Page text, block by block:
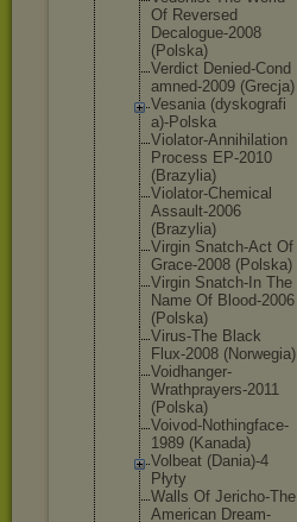
Of Reversed
Decalogue-2008
(Polska)
Verdict Denied-Cond
amned-2009 (Grecja)
Vesania (dyskografi
a)-Polska
Violator-Annihilation
Process EP-2010
(Brazylia)
Violator-Chemical
Assault-2006
(Brazylia)
Virgin Snatch-Act Of
Grace-2008 (Polska)
Virgin Snatch-In The
Name Of Blood-2006
(Polska)
Virus-The Black
Flux-2008 (Norwegia)
Voidhanger-
Wrathprayers-2011
(Polska)
Voivod-Nothingface-
1989 (Kanada)
Volbeat (Dania)-4
Płyty
Walls Of Jericho-The
American Dream-